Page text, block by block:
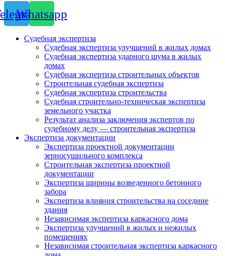
Whatsapp
Судебная экспертиза
Судебная экспертиза улучшений в жилых домах
Судебная экспертиза ударного шума в жилых
домах
Судебная экспертиза строительных объектов
Строительная судебная экспертиза
Судебная экспертиза строительства
Судебная строительно-техническая экспертиза
земельного участка
Результат анализа заключения экспертов по
судебному делу — строительная экспертиза
Экспертиза документации
Экспертиза проектной документации
зерносушильного комплекса
Строительная экспертиза проектной
документации
Экспертиза ширины возведенного бетонного
забора
Экспертиза влияния строительства на соседние
здания
Независимая экспертиза каркасного дома
Экспертиза улучшений в жилых и нежилых
помещениях
Независимая строительная экспертиза каркасного